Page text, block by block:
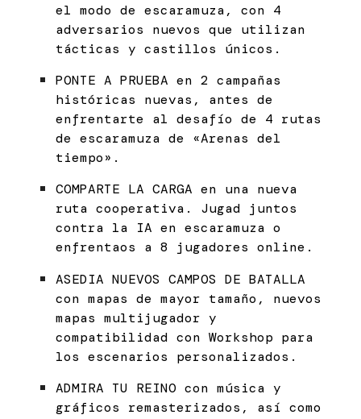
el modo de escaramuza, con 4
adversarios nuevos que utilizan
tácticas y castillos únicos.
PONTE A PRUEBA en 2 campañas
históricas nuevas, antes de
enfrentarte al desafío de 4 rutas
de escaramuza de «Arenas del
tiempo».
COMPARTE LA CARGA en una nueva
ruta cooperativa. Jugad juntos
contra la IA en escaramuza o
enfrentaos a 8 jugadores online.
ASEDIA NUEVOS CAMPOS DE BATALLA
con mapas de mayor tamaño, nuevos
mapas multijugador y
compatibilidad con Workshop para
los escenarios personalizados.
ADMIRA TU REINO con música y
gráficos remasterizados, así como